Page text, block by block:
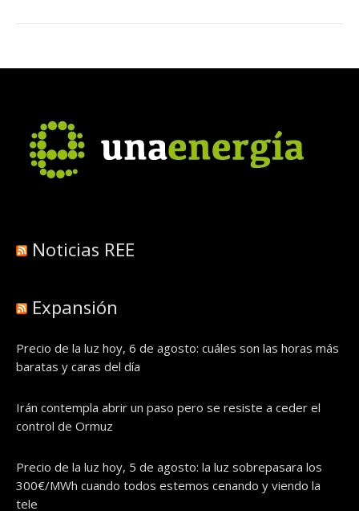
Noticias REE
Expansión
Precio de la luz hoy, 6 de agosto: cuáles son las horas más
baratas y caras del día
Irán contempla abrir un paso pero se resiste a ceder el
control de Ormuz
Precio de la luz hoy, 5 de agosto: la luz sobrepasara los
300€/MWh cuando todos estemos cenando y viendo la
tele